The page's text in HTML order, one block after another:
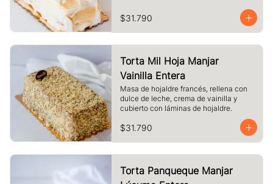
$31.790
Torta Mil Hoja Manjar
Vainilla Entera
Masa de hojaldre francés, rellena con
dulce de leche, crema de vainilla y
cubierto con láminas de hojaldre.
$31.790
Torta Panqueque Manjar